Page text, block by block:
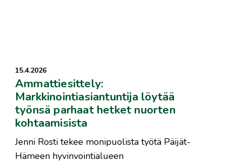
15.4.2026
Ammattiesittely:
Markkinointiasiantuntija löytää
työnsä parhaat hetket nuorten
kohtaamisista
Jenni Rosti tekee monipuolista työtä Päijät-
Hämeen hyvinvointialueen